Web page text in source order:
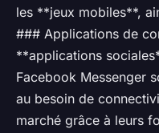
les **jeux mobiles**,
### Applications de
**applications
Facebook Messenger
au besoin de
marché grâce à leurs